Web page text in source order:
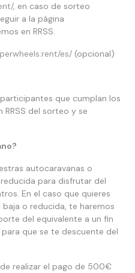
, en caso de sorteo
a la página
en RRSS.
es/ (opcional)
que cumplan los
del sorteo y se
autocaravanas o
para disfrutar del
En el caso que quieres
o reducida, te haremos
del equivalente a un fin
que se te descuente del
realizar el pago de 500€